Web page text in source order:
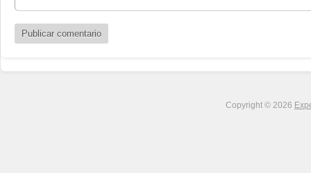
Copyright © 2026